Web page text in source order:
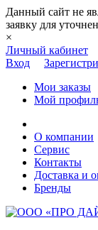
Данный сайт не
заявку для
×
Личный кабинет
Вход
Мои заказы
Мой
О компании
Сервис
Контакты
Доставка и
Бренды